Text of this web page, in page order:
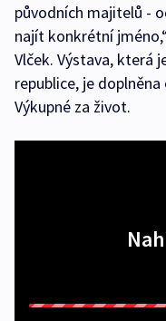
původních majitelů -
najít konkrétní
Vlček. Výstava, která
republice, je
Výkupné za život.